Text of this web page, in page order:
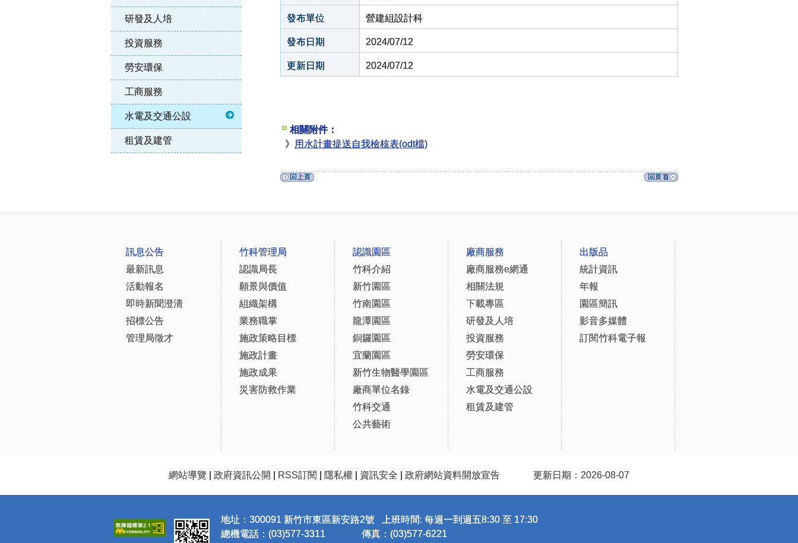
研發及人培
投資服務
勞安環保
工商服務
水電及交通公設
租賃及建管
發布單位 營建組設計科
發布日期 2024/07/12
更新日期 2024/07/12
相關附件：
》
用水計畫提送自我檢核表(odt檔)
訊息公告
最新訊息
活動報名
即時新聞澄清
招標公告
管理局徵才
竹科管理局
認識局長
願景與價值
組織架構
業務職掌
施政策略目標
施政計畫
施政成果
災害防救作業
認識園區
竹科介紹
新竹園區
竹南園區
龍潭園區
銅鑼園區
宜蘭園區
新竹生物醫學園區
廠商單位名錄
竹科交通
公共藝術
廠商服務
廠商服務e網通
相關法規
下載專區
研發及人培
投資服務
勞安環保
工商服務
水電及交通公設
租賃及建管
出版品
統計資訊
年報
園區簡訊
影音多媒體
訂閱竹科電子報
網站導覽 政府資訊公開 RSS訂閱 隱私權 資訊安全 政府網站資料開放宣告 更新日期：2026-08-07
地址：300091 新竹市東區新安路2號 上班時間: 每週一到週五8:30 至 17:30
總機電話：(03)577-3311
傳真：(03)577-6221